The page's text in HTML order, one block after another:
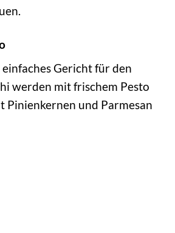
einfaches Gericht für den
werden mit frischem Pesto
Pinienkernen und Parmesan